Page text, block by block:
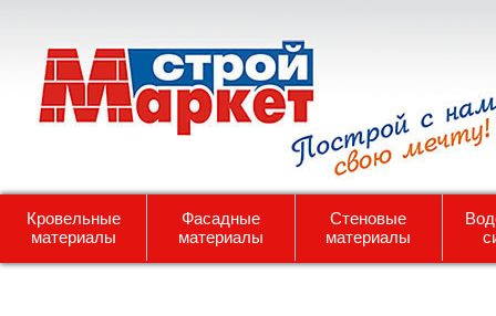
Кровельные
материалы
Фасадные
материалы
Стеновые
материалы